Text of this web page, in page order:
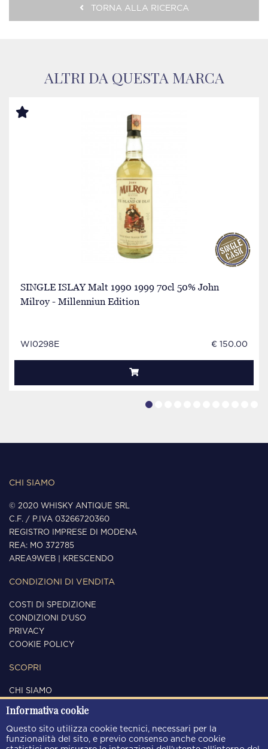
TORNA ALLA RICERCA
ALTRI DA QUESTA MARCA
SINGLE ISLAY Malt 1990 1999 70cl 50% John
Milroy - Millenniun Edition
WI0298E € 150.00
CHI SIAMO
© 2020 WHISKY ANTIQUE SRL
C.F. / P.IVA 03266720360
REGISTRO IMPRESE DI MODENA
REA: MO 372785
AREA9WEB
KRESCENDO
CONDIZIONI DI VENDITA
COSTI DI SPEDIZIONE
CONDIZIONI D'USO
PRIVACY
COOKIE POLICY
SCOPRI
CHI SIAMO
CONTATTI
SEGUICI
Informativa cookie
Questo sito utilizza cookie tecnici, necessari per la
funzionalità del sito, e previo consenso anche cookie